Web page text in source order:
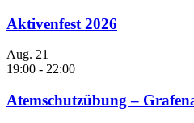
Aktivenfest 2026
Aug. 21
19:00 - 22:00
Atemschutzübung –